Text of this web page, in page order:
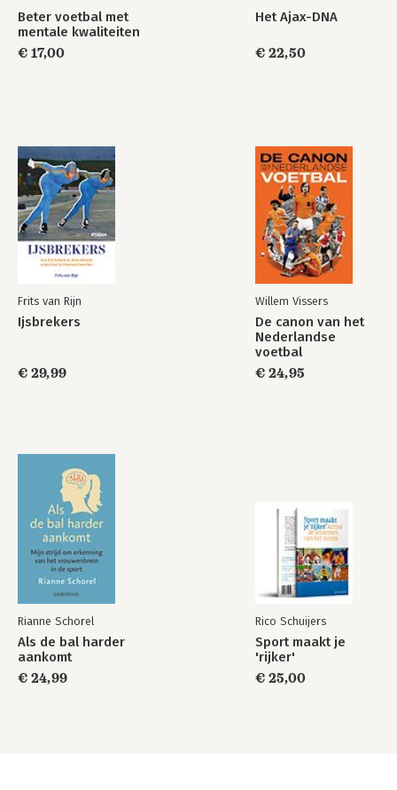
Beter voetbal met
mentale kwaliteiten
€ 17,00
Het Ajax-DNA
€ 22,50
Frits van Rijn
Ijsbrekers
€ 29,99
Willem Vissers
De canon van het
Nederlandse
voetbal
€ 24,95
Rianne Schorel
Als de bal harder
aankomt
€ 24,99
Rico Schuijers
Sport maakt je
'rijker'
€ 25,00